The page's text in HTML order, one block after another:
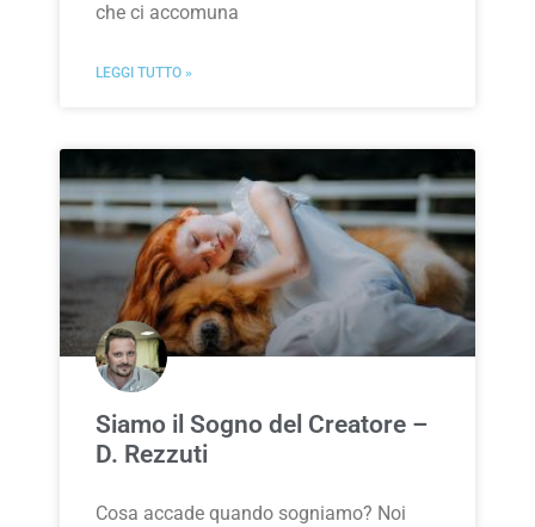
che ci accomuna
LEGGI TUTTO »
Siamo il Sogno del Creatore –
D. Rezzuti
Cosa accade quando sogniamo? Noi